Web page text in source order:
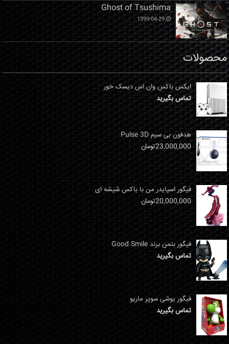
Ghost of Tsushima
1399-04-29
محصولات
ایکس باکس وان اس دیسک خور
تماس بگیرید
هدفون بی سیم Pulse 3D
23,000,000تومان
فیگور اسپایدر من با باکس شیشه ای
20,000,000تومان
فیگور بتمن برند Good Smile
تماس بگیرید
فیگور یوشی سوپر ماریو
تماس بگیرید